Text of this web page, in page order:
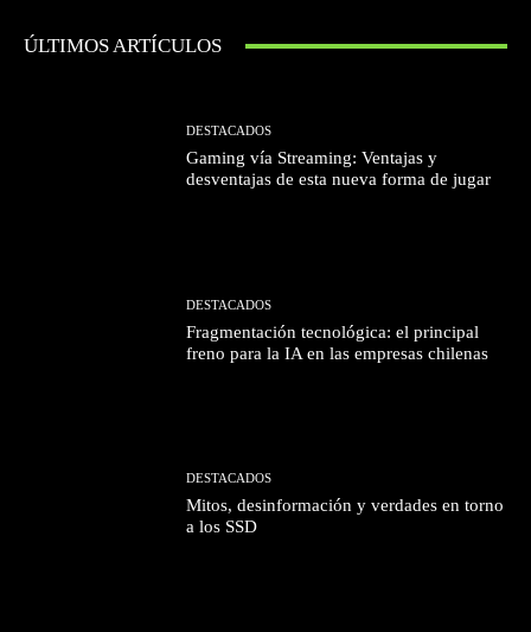
ÚLTIMOS ARTÍCULOS
DESTACADOS
Gaming vía Streaming: Ventajas y
desventajas de esta nueva forma de jugar
DESTACADOS
Fragmentación tecnológica: el principal
freno para la IA en las empresas chilenas
DESTACADOS
Mitos, desinformación y verdades en torno
a los SSD